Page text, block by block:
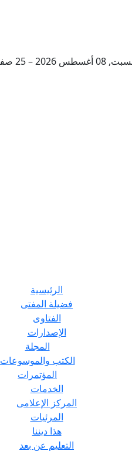
أغسطس 2026 – 25 صفر 1448 هـ
الرئيسية
فضيلة المفتى
الفتاوى
الإصدارات
المجلة
الكتب والموسوعات
المؤتمرات
الخدمات
المركز الإعلامى
المرئيات
هذا ديننا
التعليم عن بعد